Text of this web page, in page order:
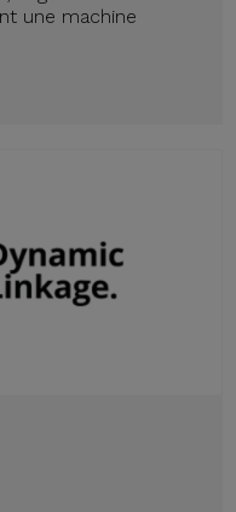
une machine